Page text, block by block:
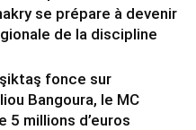
se prépare à devenir
de la discipline
fonce sur
Bangoura, le MC
5 millions d’euros